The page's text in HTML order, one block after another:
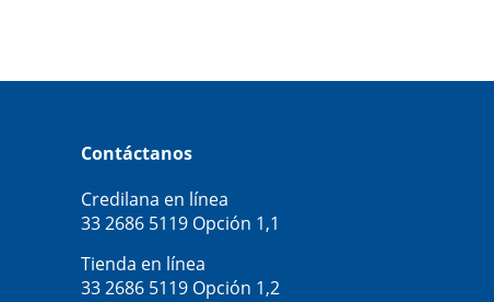
Contáctanos
Credilana en línea
33 2686 5119 Opción 1,1
Tienda en línea
33 2686 5119 Opción 1,2